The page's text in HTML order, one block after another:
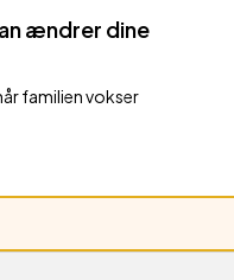
ændrer dine
familien vokser